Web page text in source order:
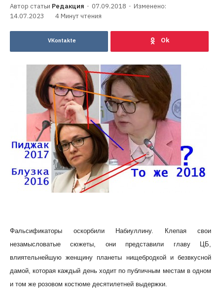
Редакция 07.09.2018
Изменено:
14.07.2023
4 Минут чтения
VKontakte
Фальсификаторы оскорбили Набиуллину. Клепая свои
незамысловатые сюжеты, они представили главу ЦБ,
влиятельнейшую женщину планеты нищебродкой и безвкусной
дамой, которая каждый день ходит по публичным местам в одном
и том же розовом костюме десятилетней выдержки.